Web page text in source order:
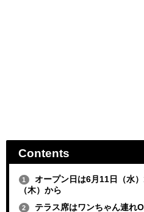
Contents
1
オープン日は6月11日（水
（木）から
2 テラス席はワンちゃん連れ